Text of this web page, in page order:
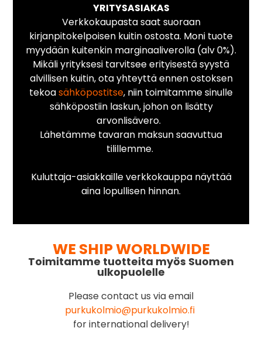
YRITYSASIAKAS
Verkkokaupasta saat suoraan
kirjanpitokelpoisen kuitin ostosta. Moni tuote
myydään kuitenkin marginaaliverolla (alv 0%).
Mikäli yrityksesi tarvitsee erityisestä syystä
alvillisen kuitin, ota yhteyttä ennen ostoksen
tekoasähköpostitse, niin toimitamme sinulle
sähköpostiin laskun, johon on lisätty
arvonlisävero.
Lähetämme tavaran maksun saavuttua
tilillemme.
Kuluttaja-asiakkaille verkkokauppa näyttää
aina lopullisen hinnan.
WE SHIP WORLDWIDE
Toimitamme tuotteita myös Suomen
ulkopuolelle
Please contact us via email
purkukolmio@purkukolmio.fi
for international delivery!